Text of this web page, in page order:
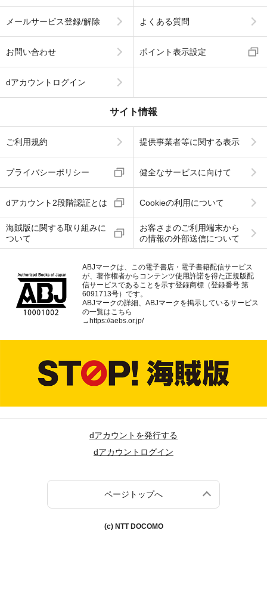
メールサービス登録/解除 よくある質問
お問い合わせ ポイント表示設定
dアカウントログイン
サイト情報
ご利用規約 提供事業者等に関する表示
プライバシーポリシー 健全なサービスに向けて
dアカウント2段階認証とは Cookieの利用について
海賊版に関する取り組みに
ついて
お客さまのご利用端末から
の情報の外部送信について
ABJマークは、この電子書店・電子書籍配信サービス
が、著作権者からコンテンツ使用許諾を得た正規版配
信サービスであることを示す登録商標（登録番号 第
6091713号）です。
ABJマークの詳細、ABJマークを掲示しているサービス
の一覧はこちら
→https://aebs.or.jp/
dアカウントを発行する
dアカウントログイン
ページトップへ
(c) NTT DOCOMO